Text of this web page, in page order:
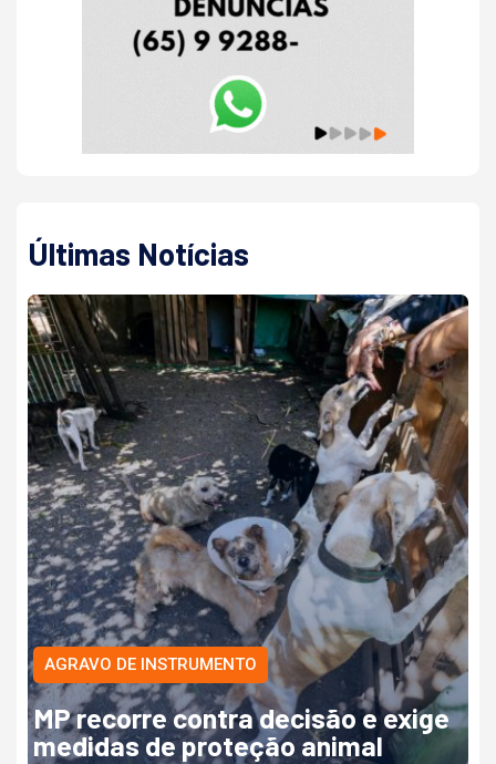
Últimas Notícias
AGRAVO DE INSTRUMENTO
MP recorre contra decisão e exige
medidas de proteção animal